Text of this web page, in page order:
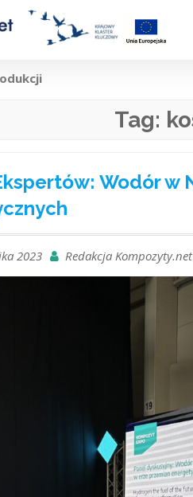
Tag:
Wodór w
2023 Redakcja Kompozyty.net